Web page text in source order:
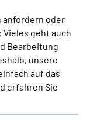
anfordern oder
geht auch
Bearbeitung
unsere
auf das
erfahren Sie